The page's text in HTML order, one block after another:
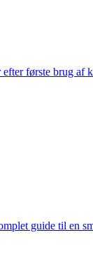
første brug af
guide til en